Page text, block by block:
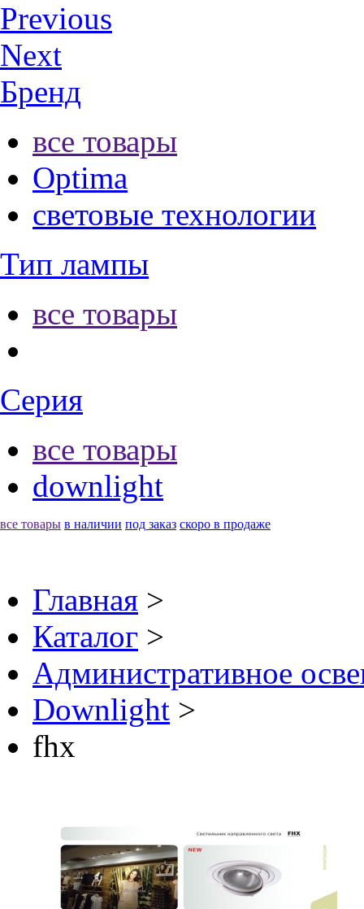
Previous
Next
Бренд
все товары
Optima
световые технологии
Тип лампы
все товары
Серия
все товары
downlight
все товары в наличии под заказ скоро в продаже
Главная >
Каталог >
Административное
Downlight >
fhx